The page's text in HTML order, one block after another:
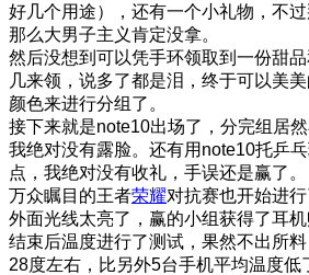
好几个用途），还有一个小礼物，不
那么大男子主义肯定没拿。
然后没想到可以凭手环领取到一份甜
几来领，说多了都是泪，终于可以美
颜色来进行分组了。
接下来就是note10出场了，分完组居
我绝对没有露脸。还有用note10托乒
点，我绝对没有收礼，手误还是赢了。
万众瞩目的王者荣耀对抗赛也开始进
外面光线太亮了，赢的小组获得了耳
结束后温度进行了测试，果然不出所
28度左右，比另外5台手机平均温度低